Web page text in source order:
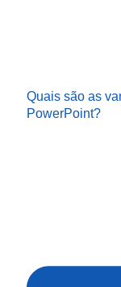
Quais são as
PowerPoint?